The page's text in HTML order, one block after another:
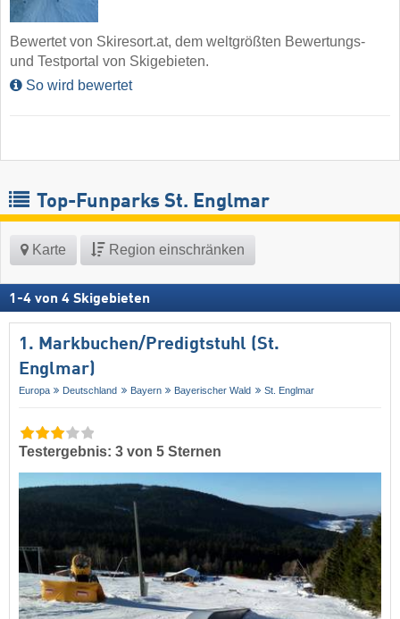
Bewertet von Skiresort.at, dem weltgrößten Bewertungs-
und Testportal von Skigebieten.
So wird bewertet
Top-Funparks St. Englmar
Karte Region einschränken
1 -4 von 4 Skigebieten
1. Markbuchen/​Predigtstuhl (St.
Englmar)
Europa Deutschland Bayern Bayerischer Wald St. Englmar
Testergebnis: 3 von 5 Sternen